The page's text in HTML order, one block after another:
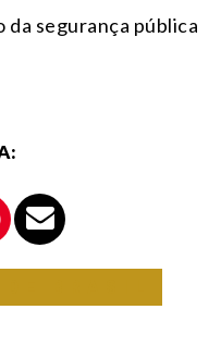
segurança pública